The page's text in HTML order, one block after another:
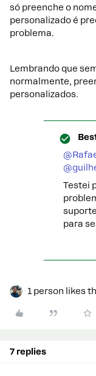
só preenche o
personalizado é
problema.
Lembrando que
normalmente,
personalizados.
Testei
para
1 person likes
7 replies